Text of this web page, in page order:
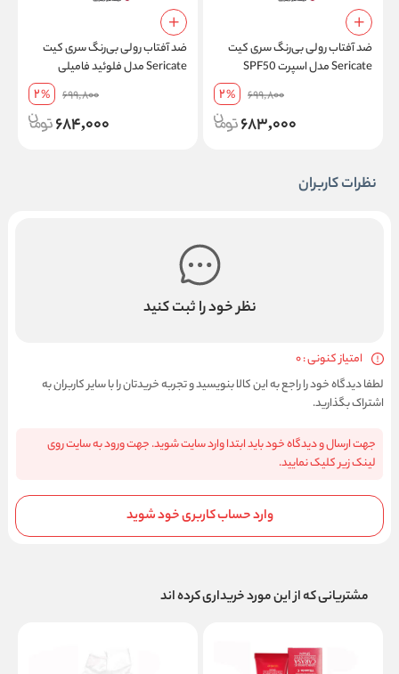
ضد آفتاب رولی بی‌رنگ سری کیت
Sericate مدل اسپرت SPF50
مقاوم در برابر تعریق حجم 50 میل
699,800
2%
683,000
ضد آفتاب رولی بی‌رنگ سری کیت
Sericate مدل فلوئید فامیلی
SPF50 فاقد چربی مناسب انواع
699,800
2%
684,000
نظرات کاربران
نظر خود را ثبت کنید
امتیاز کنونی : 0
لطفا دیدگاه خود را راجع به این کالا بنویسید و تجربه خریدتان را با سایر کاربران به
اشتراک بگذارید.
جهت ارسال و دیدگاه خود باید ابتدا وارد سایت شوید. جهت ورود به سایت روی
لینک زیر کلیک نمایید.
وارد حساب کاربری خود شوید
مشتریانی که از این مورد خریداری کرده اند